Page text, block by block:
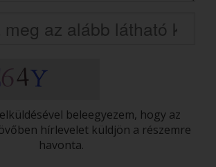
beleegyezem, hogy az
hírlevelet küldjön a részemre
havonta.